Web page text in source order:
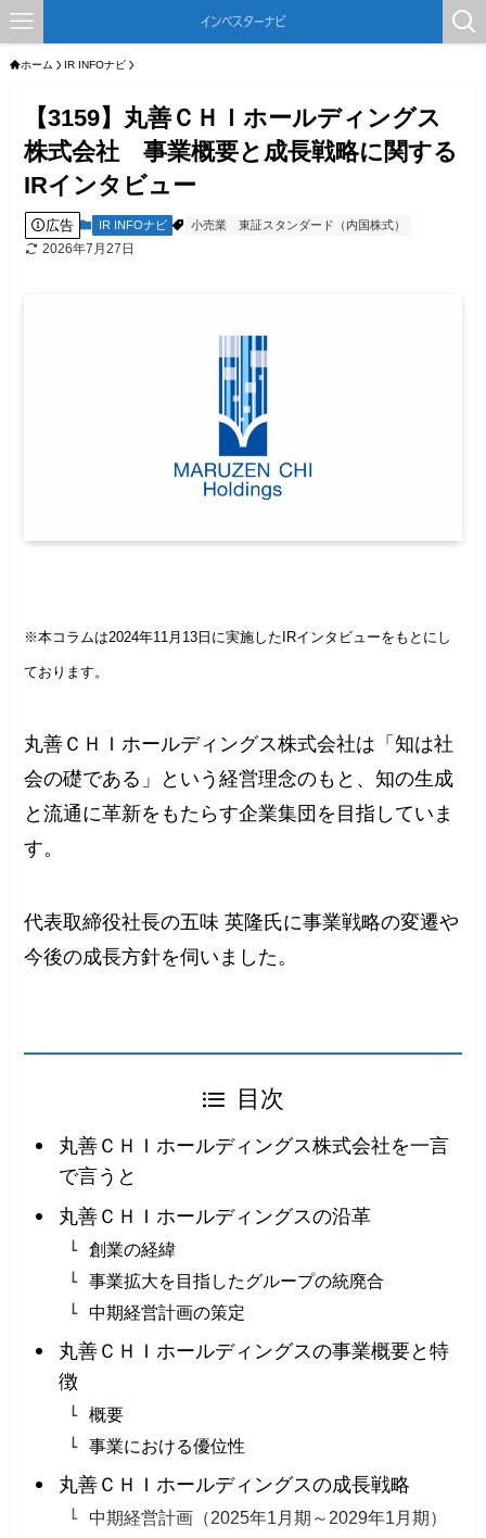
ホーム IR INFOナビ
【3159】丸善ＣＨＩホールディングス
株式会社 事業概要と成長戦略に関する
IRインタビュー
広告 IR INFOナビ 小売業 東証スタンダード（内国株式）
2026年7月27日
※本コラムは2024年11月13日に実施したIRインタビューをもとにし
ております。
丸善ＣＨＩホールディングス株式会社は「知は社
会の礎である」という経営理念のもと、知の生成
と流通に革新をもたらす企業集団を目指していま
す。
代表取締役社長の五味 英隆氏に事業戦略の変遷や
今後の成長方針を伺いました。
目次
丸善ＣＨＩホールディングス株式会社を一言
で言うと
丸善ＣＨＩホールディングスの沿革
創業の経緯
事業拡大を目指したグループの統廃合
中期経営計画の策定
丸善ＣＨＩホールディングスの事業概要と特
徴
概要
事業における優位性
丸善ＣＨＩホールディングスの成長戦略
中期経営計画（2025年1月期～2029年1月期）